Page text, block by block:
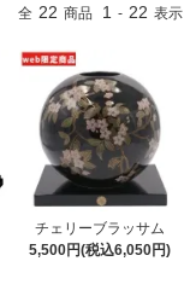
全 22 商品 1 - 22 表示
チェリーブラッサム
5,500円(税込6,050円)